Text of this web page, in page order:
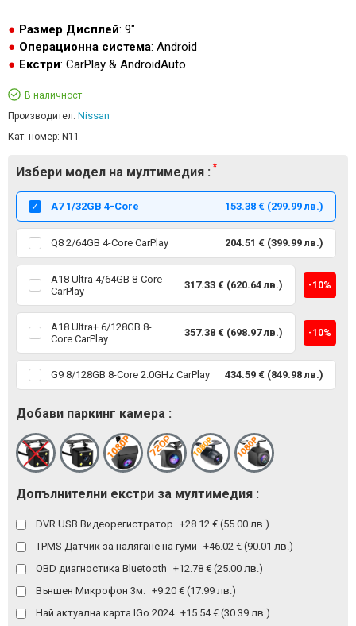
Размер Дисплей: 9"
Операционна система: Android
Екстри: CarPlay & AndroidAuto
В наличност
Производител: Nissan
Кат. номер: N11
Избери модел на мултимедия :
А7 1/32GB 4-Core 153.38 € (299.99 лв.)
Q8 2/64GB 4-Core CarPlay 204.51 € (399.99 лв.)
A18 Ultra 4/64GB 8-Core
CarPlay
317.33 € (620.64 лв.) -10%
A18 Ultra+ 6/128GB 8-
Core CarPlay
357.38 € (698.97 лв.) -10%
G9 8/128GB 8-Core 2.0GHz CarPlay 434.59 € (849.98 лв.)
Добави паркинг камера :
Допълнителни екстри за мултимедия :
DVR USB Видеорегистратор +28.12 € (55.00 лв.)
TPMS Датчик за налягане на гуми +46.02 € (90.01 лв.)
OBD диагностика Bluetooth +12.78 € (25.00 лв.)
Външен Микрофон 3м.
+9.20 € (17.99 лв.)
Най актуална карта IGo 2024 +15.54 € (30.39 лв.)